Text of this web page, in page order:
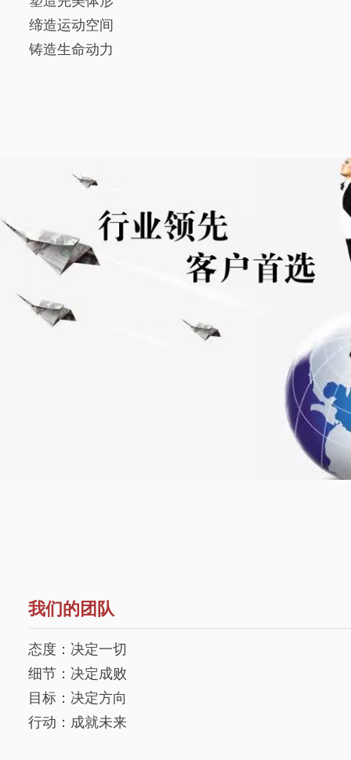
缔造运动空间
铸造生命动力
我们的团队
态度：决定一切
细节：决定成败
目标：决定方向
行动 ：成就未来